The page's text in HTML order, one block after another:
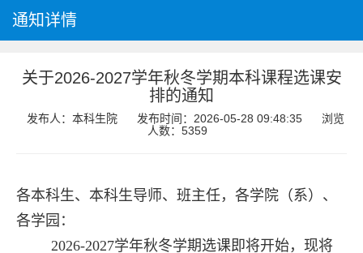
通知详情
关于2026-2027学年秋冬学期本科课程选课安
排的通知
发布人：本科生院 发布时间：2026-05-2809:48:35
浏览
人数：5359
各本科生、本科生导师、班主任，各学院（系）、
各学园：
2026-2027学年秋冬学期选课即将开始，现将